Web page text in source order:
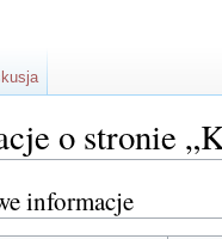
o stronie
informacje